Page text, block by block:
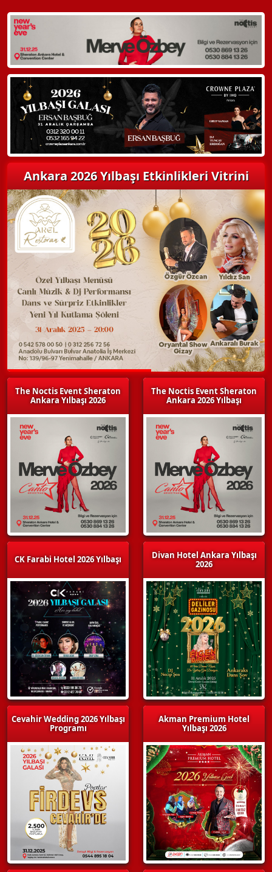
WhatsApp ile Bilgi Alın
Hemen Arayın
Detaylı Bilgi Alın
Ankara 2026 Yılbaşı Etkinlikleri Vitrini
The Noctis Event Sheraton
Ankara Yılbaşı 2026
CK Farabi Hotel 2026 Yılbaşı
Cevahir Wedding 2026 Yılbaşı
Programı
The Noctis Event Sheraton
Ankara 2026 Yılbaşı
Divan Hotel Ankara Yılbaşı
2026
Akman Premium Hotel
Yılbaşı 2026